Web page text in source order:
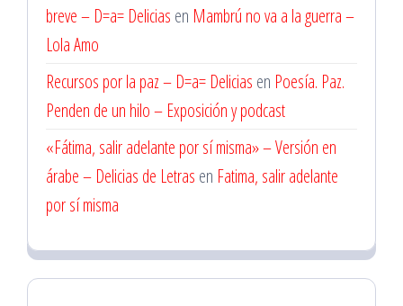
breve – D=a= Delicias en Mambrú no va a la guerra –
Lola Amo
Recursos por la paz – D=a= Delicias en Poesía. Paz.
Penden de un hilo – Exposición y podcast
«Fátima, salir adelante por sí misma» – Versión en
árabe – Delicias de Letras en Fatima, salir adelante
por sí misma